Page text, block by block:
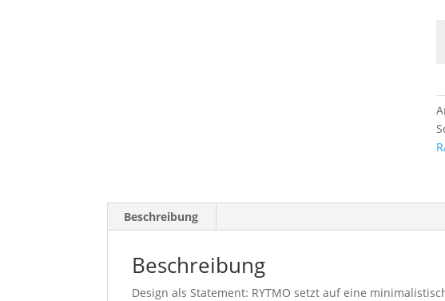
Beschreibung
Beschreibung
Design als Statement: RYTMO setzt auf eine